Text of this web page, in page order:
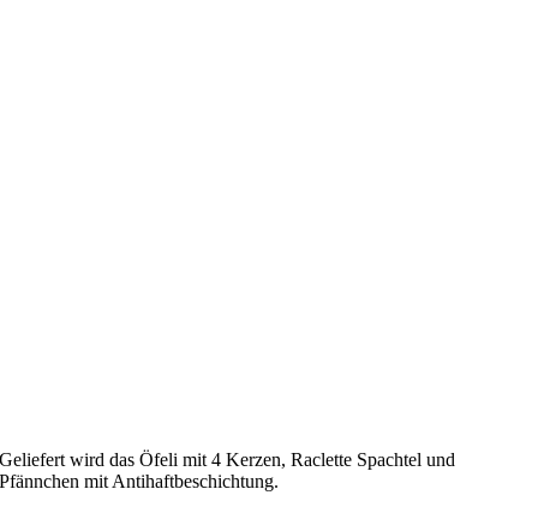
Geliefert wird das Öfeli mit 4 Kerzen, Raclette Spachtel und
Pfännchen mit Antihaftbeschichtung.